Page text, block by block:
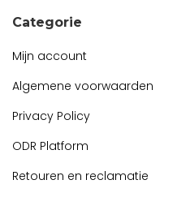
Categorie
Mijn account
Algemene voorwaarden
Privacy Policy
ODR Platform
Retouren en reclamatie